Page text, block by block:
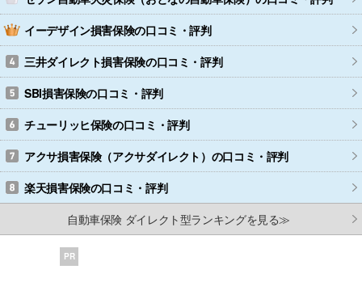
イーデザイン損害保険の口コミ・評判
三井ダイレクト損害保険の口コミ・評判
SBI損害保険の口コミ・評判
チューリッヒ保険の口コミ・評判
アクサ損害保険（アクサダイレクト） の口コミ・評判
楽天損害保険の口コミ・評判
自動車保険 ダイレクト型ランキングを見る≫
PR